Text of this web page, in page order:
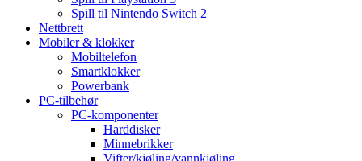
Spill til Nintendo Switch 2
Nettbrett
Mobiler & klokker
Mobiltelefon
Smartklokker
Powerbank
PC-tilbehør
PC-komponenter
Harddisker
Minnebrikker
Vifter/kjøling/vannkjøling